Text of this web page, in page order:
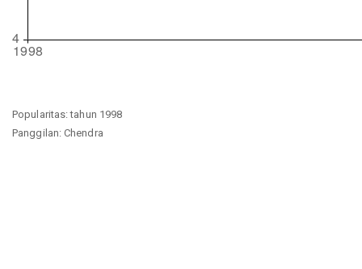
Popularitas: tahun 1998
Panggilan: Chendra